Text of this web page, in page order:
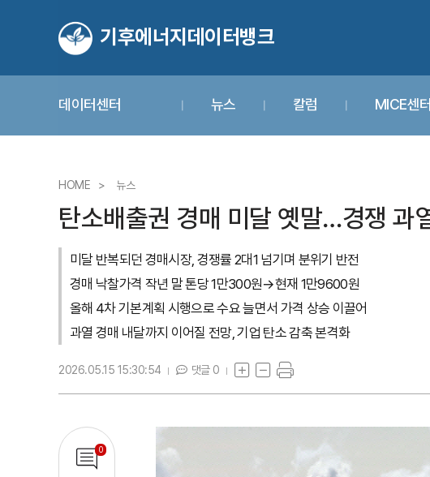
기후에너지데이터뱅크
데이터센터 뉴스 칼럼 MICE센터
HOME 뉴스
탄소배출권 경매 미달 옛말…경쟁 과
미달 반복되던 경매시장, 경쟁률 2대1 넘기며 분위기 반전
경매 낙찰가격 작년 말 톤당 1만300원→현재 1만9600원
올해 4차 기본계획 시행으로 수요 늘면서 가격 상승 이끌어
과열 경매 내달까지 이어질 전망, 기업 탄소 감축 본격화
2026.05.15 15:30:54 댓글 0
0